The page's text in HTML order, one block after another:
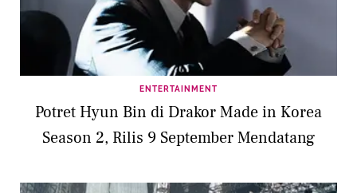
ENTERTAINMENT
Potret Hyun Bin di Drakor Made in Korea
Season 2, Rilis 9 September Mendatang